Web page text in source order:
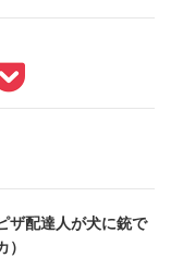
ザ配達人が犬に銃で